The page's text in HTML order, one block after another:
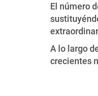
El número
A lo largo
crecientes